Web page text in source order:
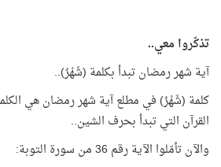
تذكّروا معي..
آية شهر رمضان تبدأ بكلمة (شَهْرُ)..
القرآن التي تبدأ بحرف الشين..
والآن تأمّلوا الآية رقم 36 من سورة التوبة: